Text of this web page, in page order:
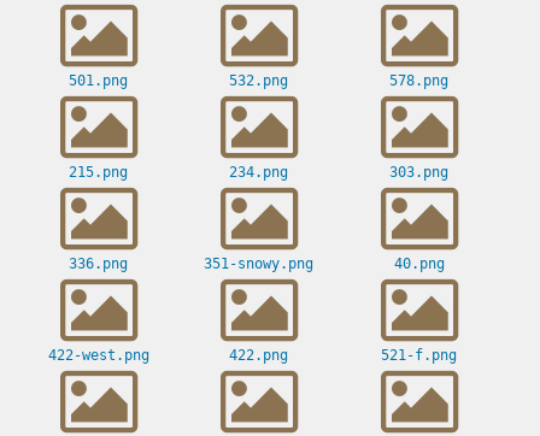
501.png 532.png 578.png
215.png 234.png 303.png
336.png 351-snowy.png 40.png
422-west.png 422.png 521-f.png